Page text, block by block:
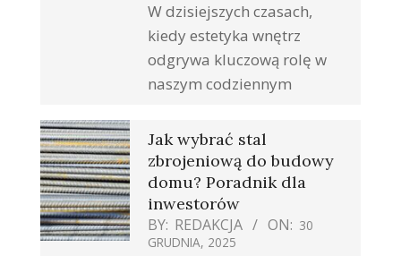
W dzisiejszych czasach,
kiedy estetyka wnętrz
odgrywa kluczową rolę w
naszym codziennym
Jak wybrać stal
zbrojeniową do budowy
domu? Poradnik dla
inwestorów
BY: REDAKCJA ON: 30
GRUDNIA, 2025